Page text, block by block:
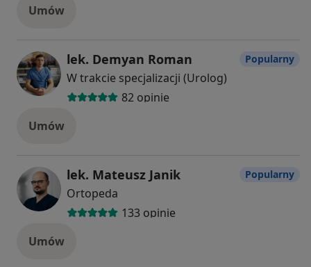
Umów
lek. Demyan Roman
W trakcie specjalizacji (Urolog)
82 opinie
Popularny
Umów
lek. Mateusz Janik
Ortopeda
133 opinie
Popularny
Umów